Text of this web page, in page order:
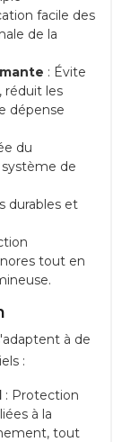
facile des
de la
: Évite
réduit les
dépense
du
de
durables et
tout en
à de
:
: Protection
à la
tout